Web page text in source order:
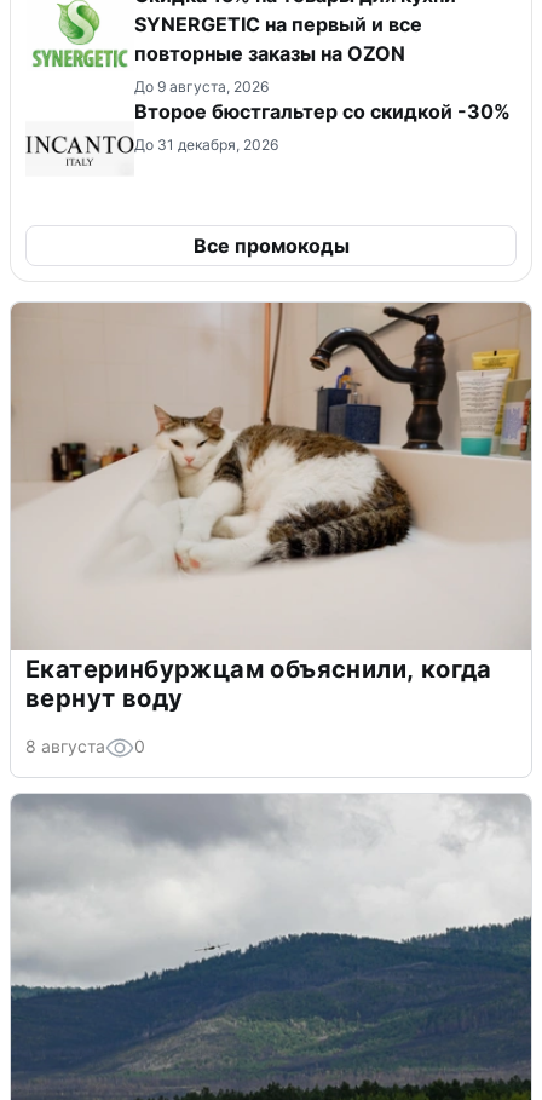
SYNERGETIC на первый и все
повторные заказы на OZON
До 9 августа, 2026
Второе бюстгальтер со скидкой -30%
До 31 декабря, 2026
Все промокоды
Екатеринбуржцам объяснили, когда
вернут воду
8 августа 0